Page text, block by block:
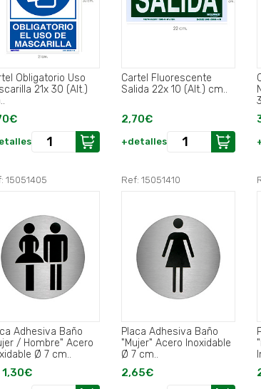
Obligatorio Uso
21x 30 (Alt.)
Cartel Fluorescente
Salida 22x 10 (Alt.) cm..
2,70€
+detalles
15051405
Adhesiva Baño
/ Hombre" Acero
Ø 7 cm..
1,30€
Ref: 15051410
Placa Adhesiva Baño
"Mujer" Acero Inoxidable
Ø 7 cm..
2,65€